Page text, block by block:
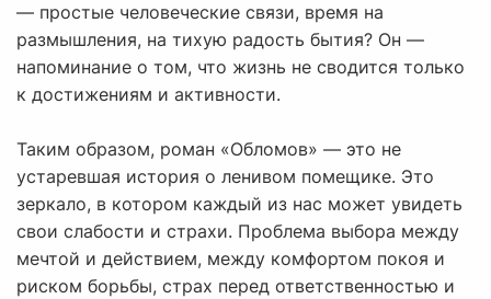
— простые человеческие связи, время на
размышления, на тихую радость бытия? Он —
напоминание о том, что жизнь не сводится только
к достижениям и активности.
Таким образом, роман «Обломов» — это не
устаревшая история о ленивом помещике. Это
зеркало, в котором каждый из нас может увидеть
свои слабости и страхи. Проблема выбора между
мечтой и действием, между комфортом покоя и
риском борьбы, страх перед ответственностью и